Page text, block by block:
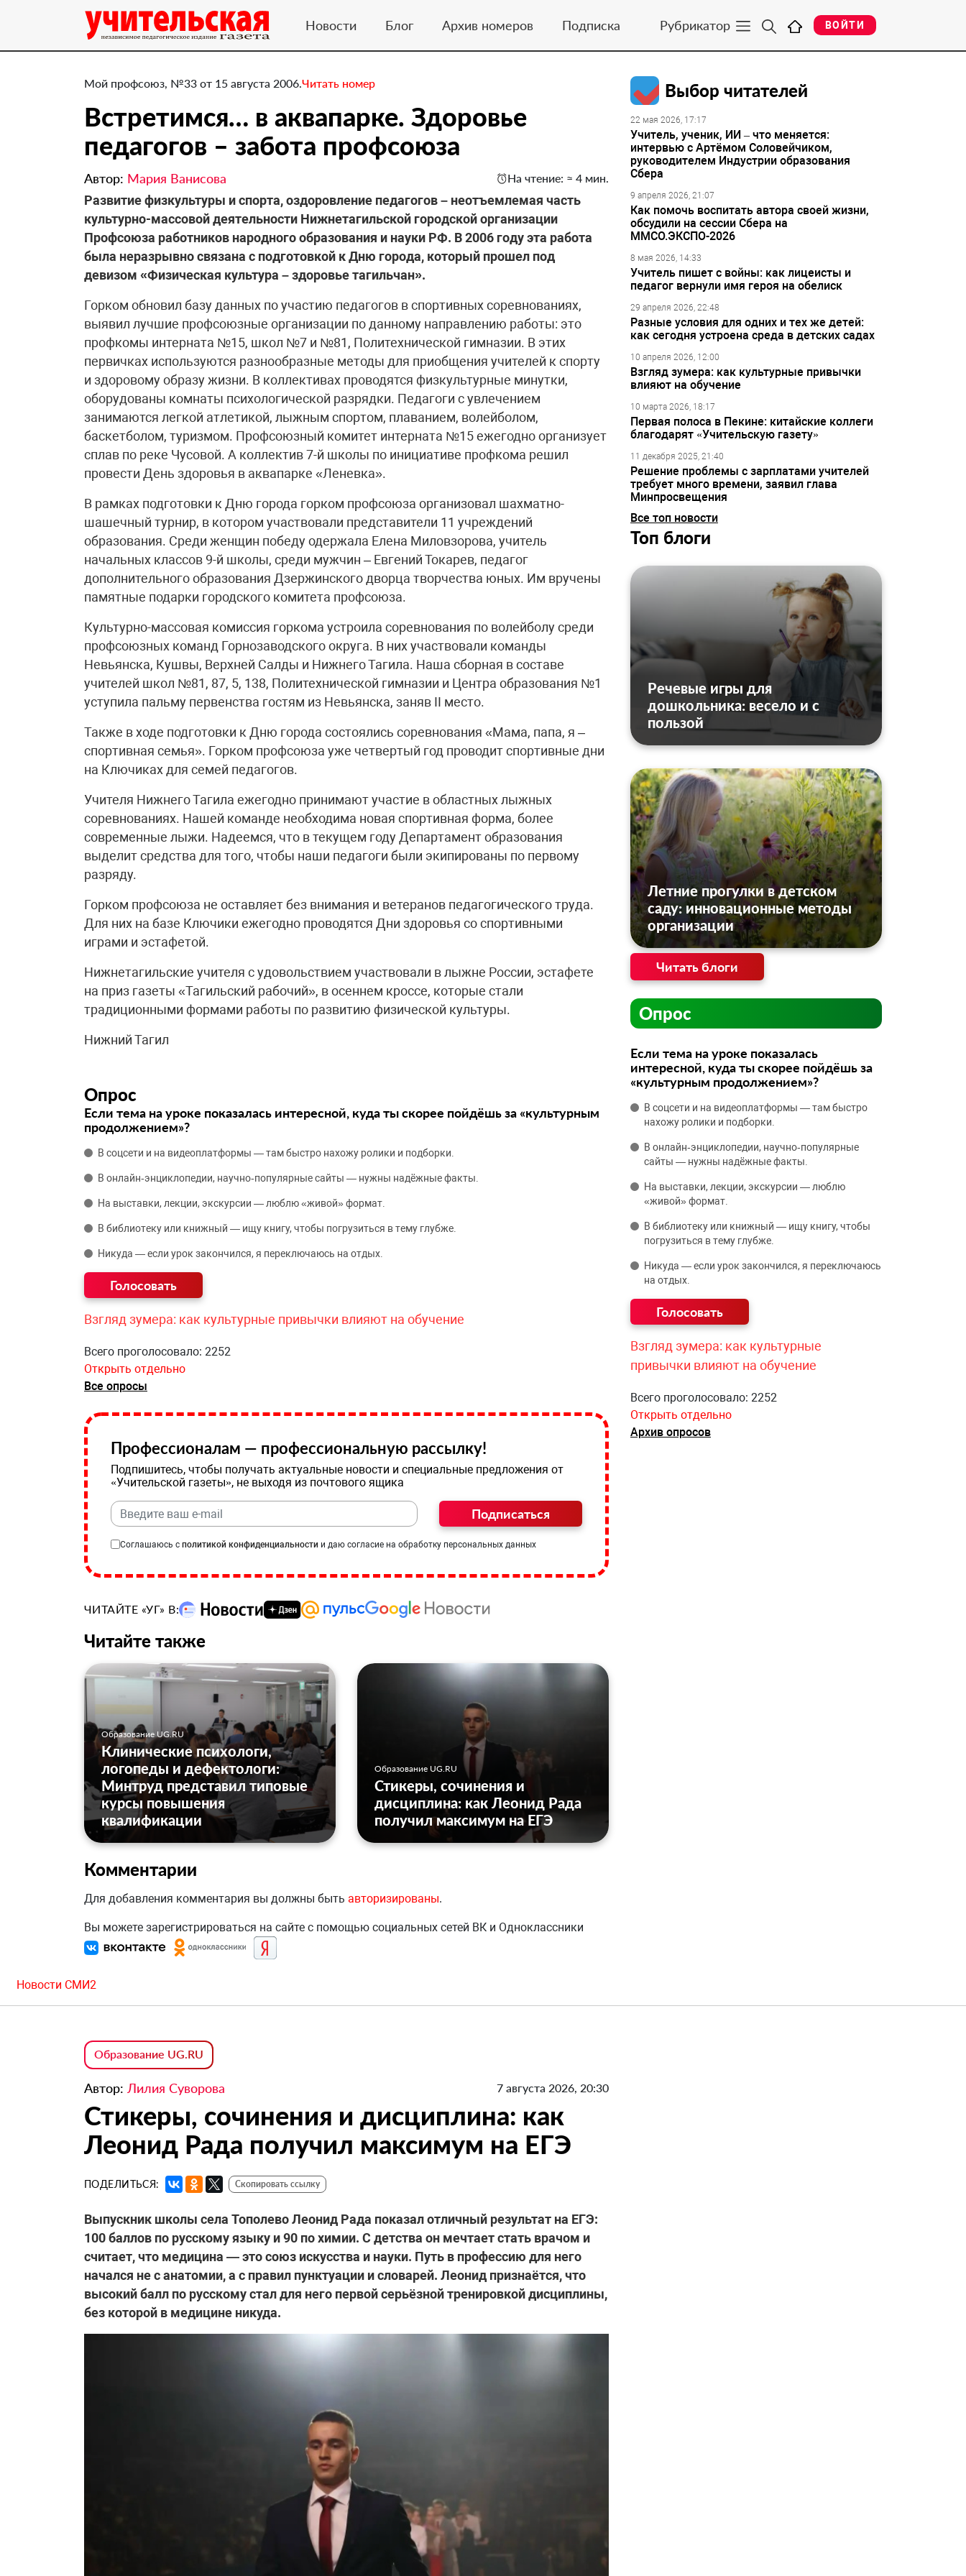
Новости Блог Архив номеров Подписка Рубрикатор ВОЙТИ
Мой профсоюз, №33 от 15 августа 2006.Читать номер
Встретимся… в аквапарке. Здоровье
педагогов – забота профсоюза
Автор: Мария Ванисова На чтение: ≈ 4 мин.
Развитие физкультуры и спорта, оздоровление педагогов – неотъемлемая часть
культурно-массовой деятельности Нижнетагильской городской организации
Профсоюза работников народного образования и науки РФ. В 2006 году эта работа
была неразрывно связана с подготовкой к Дню города, который прошел под
девизом «Физическая культура – здоровье тагильчан».
Горком обновил базу данных по участию педагогов в спортивных соревнованиях,
выявил лучшие профсоюзные организации по данному направлению работы: это
профкомы интерната №15, школ №7 и №81, Политехнической гимназии. В этих
первичках используются разнообразные методы для приобщения учителей к спорту
и здоровому образу жизни. В коллективах проводятся физкультурные минутки,
оборудованы комнаты психологической разрядки. Педагоги с увлечением
занимаются легкой атлетикой, лыжным спортом, плаванием, волейболом,
баскетболом, туризмом. Профсоюзный комитет интерната №15 ежегодно организует
сплав по реке Чусовой. А коллектив 7-й школы по инициативе профкома решил
провести День здоровья в аквапарке «Леневка».
В рамках подготовки к Дню города горком профсоюза организовал шахматно-
шашечный турнир, в котором участвовали представители 11 учреждений
образования. Среди женщин победу одержала Елена Миловзорова, учитель
начальных классов 9-й школы, среди мужчин – Евгений Токарев, педагог
дополнительного образования Дзержинского дворца творчества юных. Им вручены
памятные подарки городского комитета профсоюза.
Культурно-массовая комиссия горкома устроила соревнования по волейболу среди
профсоюзных команд Горнозаводского округа. В них участвовали команды
Невьянска, Кушвы, Верхней Салды и Нижнего Тагила. Наша сборная в составе
учителей школ №81, 87, 5, 138, Политехнической гимназии и Центра образования №1
уступила пальму первенства гостям из Невьянска, заняв II место.
Также в ходе подготовки к Дню города состоялись соревнования «Мама, папа, я –
спортивная семья». Горком профсоюза уже четвертый год проводит спортивные дни
на Ключиках для семей педагогов.
Учителя Нижнего Тагила ежегодно принимают участие в областных лыжных
соревнованиях. Нашей команде необходима новая спортивная форма, более
современные лыжи. Надеемся, что в текущем году Департамент образования
выделит средства для того, чтобы наши педагоги были экипированы по первому
разряду.
Горком профсоюза не оставляет без внимания и ветеранов педагогического труда.
Для них на базе Ключики ежегодно проводятся Дни здоровья со спортивными
играми и эстафетой.
Нижнетагильские учителя с удовольствием участвовали в лыжне России, эстафете
на приз газеты «Тагильский рабочий», в осеннем кроссе, которые стали
традиционными формами работы по развитию физической культуры.
Нижний Тагил
Опрос
Если тема на уроке показалась интересной, куда ты скорее пойдёшь за «культурным
продолжением»?
В соцсети и на видеоплатформы — там быстро нахожу ролики и подборки.
В онлайн‑энциклопедии, научно‑популярные сайты — нужны надёжные факты.
На выставки, лекции, экскурсии — люблю «живой» формат.
В библиотеку или книжный — ищу книгу, чтобы погрузиться в тему глубже.
Никуда — если урок закончился, я переключаюсь на отдых.
Взгляд зумера: как культурные привычки влияют на обучение
Всего проголосовало: 2252
Открыть отдельно
Все опросы
Профессионалам — профессиональную рассылку!
Подпишитесь, чтобы получать актуальные новости и специальные предложения от
«Учительской газеты», не выходя из почтового ящика
Подписаться
Соглашаюсь с политикой конфиденциальности и даю согласие на обработку персональных данных
ЧИТАЙТЕ «УГ» В:
Читайте также
Образование UG.RU
Клинические психологи,
логопеды и дефектологи:
Минтруд представил типовые
курсы повышения
квалификации
Образование UG.RU
Стикеры, сочинения и
дисциплина: как Леонид Рада
получил максимум на ЕГЭ
Комментарии
Для добавления комментария вы должны быть авторизированы.
Вы можете зарегистрироваться на сайте с помощью социальных сетей ВК и Одноклассники
Выбор читателей
22 мая 2026, 17:17
Учитель, ученик, ИИ – что меняется:
интервью с Артёмом Соловейчиком,
руководителем Индустрии образования
Сбера
9 апреля 2026, 21:07
Как помочь воспитать автора своей жизни,
обсудили на сессии Сбера на
ММСО.ЭКСПО-2026
8 мая 2026, 14:33
Учитель пишет с войны: как лицеисты и
педагог вернули имя героя на обелиск
29 апреля 2026, 22:48
Разные условия для одних и тех же детей:
как сегодня устроена среда в детских садах
10 апреля 2026, 12:00
Взгляд зумера: как культурные привычки
влияют на обучение
10 марта 2026, 18:17
Первая полоса в Пекине: китайские коллеги
благодарят «Учительскую газету»
11 декабря 2025, 21:40
Решение проблемы с зарплатами учителей
требует много времени, заявил глава
Минпросвещения
Все топ новости
Топ блоги
Речевые игры для
дошкольника: весело и с
пользой
Летние прогулки в детском
саду: инновационные методы
организации
Читать блоги
Опрос
Если тема на уроке показалась
интересной, куда ты скорее пойдёшь за
«культурным продолжением»?
В соцсети и на видеоплатформы — там быстро
нахожу ролики и подборки.
В онлайн‑энциклопедии, научно‑популярные
сайты — нужны надёжные факты.
На выставки, лекции, экскурсии — люблю
«живой» формат.
В библиотеку или книжный — ищу книгу, чтобы
погрузиться в тему глубже.
Никуда — если урок закончился, я переключаюсь
на отдых.
Взгляд зумера: как культурные
привычки влияют на обучение
Всего проголосовало: 2252
Открыть отдельно
Архив опросов
Новости СМИ2
Образование UG.RU
Автор: Лилия Суворова 7 августа 2026, 20:30
Стикеры, сочинения и дисциплина: как
Леонид Рада получил максимум на ЕГЭ
ПОДЕЛИТЬСЯ: Скопировать ссылку
Выпускник школы села Тополево Леонид Рада показал отличный результат на ЕГЭ:
100 баллов по русскому языку и 90 по химии. С детства он мечтает стать врачом и
считает, что медицина — это союз искусства и науки. Путь в профессию для него
начался не с анатомии, а с правил пунктуации и словарей. Леонид признаётся, что
высокий балл по русскому стал для него первой серьёзной тренировкой дисциплины,
без которой в медицине никуда.